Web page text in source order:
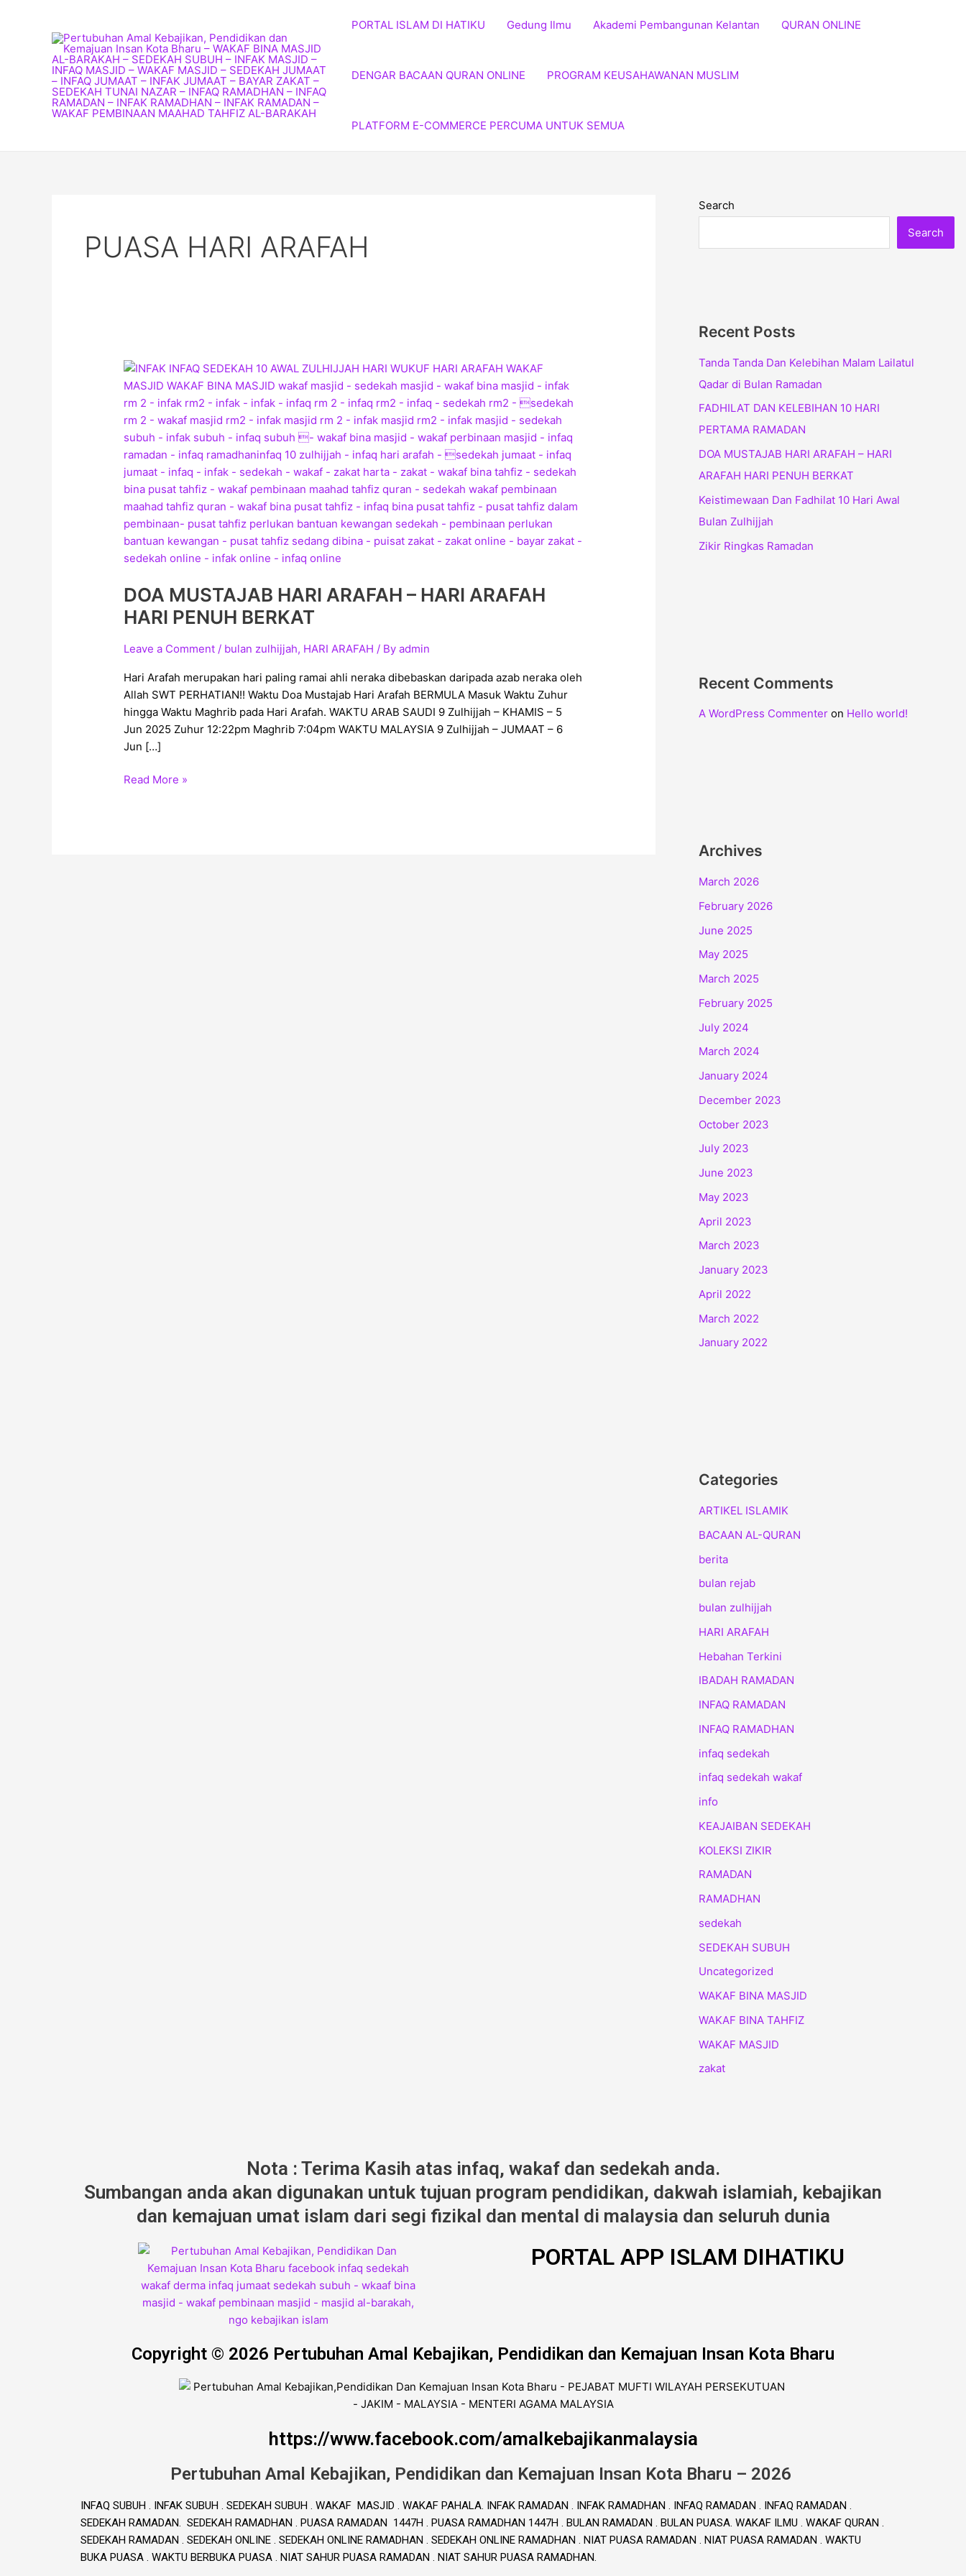
PORTAL ISLAM DI HATIKU Gedung Ilmu Akademi Pembangunan Kelantan QURAN ONLINE
DENGAR BACAAN QURAN ONLINE PROGRAM KEUSAHAWANAN MUSLIM
PLATFORM E-COMMERCE PERCUMA UNTUK SEMUA
PUASA HARI ARAFAH
DOA MUSTAJAB HARI ARAFAH – HARI ARAFAH
HARI PENUH BERKAT
Leave a Comment / bulan zulhijjah, HARI ARAFAH / Byadmin
Hari Arafah merupakan hari paling ramai ahli neraka dibebaskan daripada azab neraka oleh
Allah SWT PERHATIAN!! Waktu Doa Mustajab Hari Arafah BERMULA Masuk Waktu Zuhur
hingga Waktu Maghrib pada Hari Arafah. WAKTU ARAB SAUDI 9 Zulhijjah – KHAMIS – 5
Jun 2025 Zuhur 12:22pm Maghrib 7:04pm WAKTU MALAYSIA 9 Zulhijjah – JUMAAT – 6
Jun […]
DOA
MUSTAJAB
HARI
ARAFAH
–
HARI
ARAFAH
HARI
PENUH
BERKAT
Read More »
Search
Search
Recent Posts
Tanda Tanda Dan Kelebihan Malam Lailatul
Qadar di Bulan Ramadan
FADHILAT DAN KELEBIHAN 10 HARI
PERTAMA RAMADAN
DOA MUSTAJAB HARI ARAFAH – HARI
ARAFAH HARI PENUH BERKAT
Keistimewaan Dan Fadhilat 10 Hari Awal
Bulan Zulhijjah
Zikir Ringkas Ramadan
Recent Comments
A WordPress Commenter on Hello world!
Archives
March 2026
February 2026
June 2025
May 2025
March 2025
February 2025
July 2024
March 2024
January 2024
December 2023
October 2023
July 2023
June 2023
May 2023
April 2023
March 2023
January 2023
April 2022
March 2022
January 2022
Categories
ARTIKEL ISLAMIK
BACAAN AL-QURAN
berita
bulan rejab
bulan zulhijjah
HARI ARAFAH
Hebahan Terkini
IBADAH RAMADAN
INFAQ RAMADAN
INFAQ RAMADHAN
infaq sedekah
infaq sedekah wakaf
info
KEAJAIBAN SEDEKAH
KOLEKSI ZIKIR
RAMADAN
RAMADHAN
sedekah
SEDEKAH SUBUH
Uncategorized
WAKAF BINA MASJID
WAKAF BINA TAHFIZ
WAKAF MASJID
zakat
Nota : Terima Kasih atas infaq, wakaf dan sedekah anda.
Sumbangan anda akan digunakan untuk tujuan program pendidikan, dakwah islamiah, kebajikan
dan kemajuan umat islam dari segi fizikal dan mental di malaysia dan seluruh dunia
PORTAL APP ISLAM DIHATIKU
Copyright © 2026 Pertubuhan Amal Kebajikan, Pendidikan dan Kemajuan Insan Kota Bharu
https://www.facebook.com/amalkebajikanmalaysia
Pertubuhan Amal Kebajikan, Pendidikan dan Kemajuan Insan Kota Bharu – 2026
INFAQ SUBUH . INFAK SUBUH . SEDEKAH SUBUH . WAKAF MASJID . WAKAF PAHALA. INFAK RAMADAN . INFAK RAMADHAN . INFAQ RAMADAN . INFAQ RAMADAN .
SEDEKAH RAMADAN. SEDEKAH RAMADHAN . PUASA RAMADAN 1447H . PUASA RAMADHAN 1447H . BULAN RAMADAN . BULAN PUASA. WAKAF ILMU . WAKAF QURAN .
SEDEKAH RAMADAN . SEDEKAH ONLINE . SEDEKAH ONLINE RAMADHAN . SEDEKAH ONLINE RAMADHAN . NIAT PUASA RAMADAN . NIAT PUASA RAMADAN . WAKTU
BUKA PUASA . WAKTU BERBUKA PUASA . NIAT SAHUR PUASA RAMADAN . NIAT SAHUR PUASA RAMADHAN.